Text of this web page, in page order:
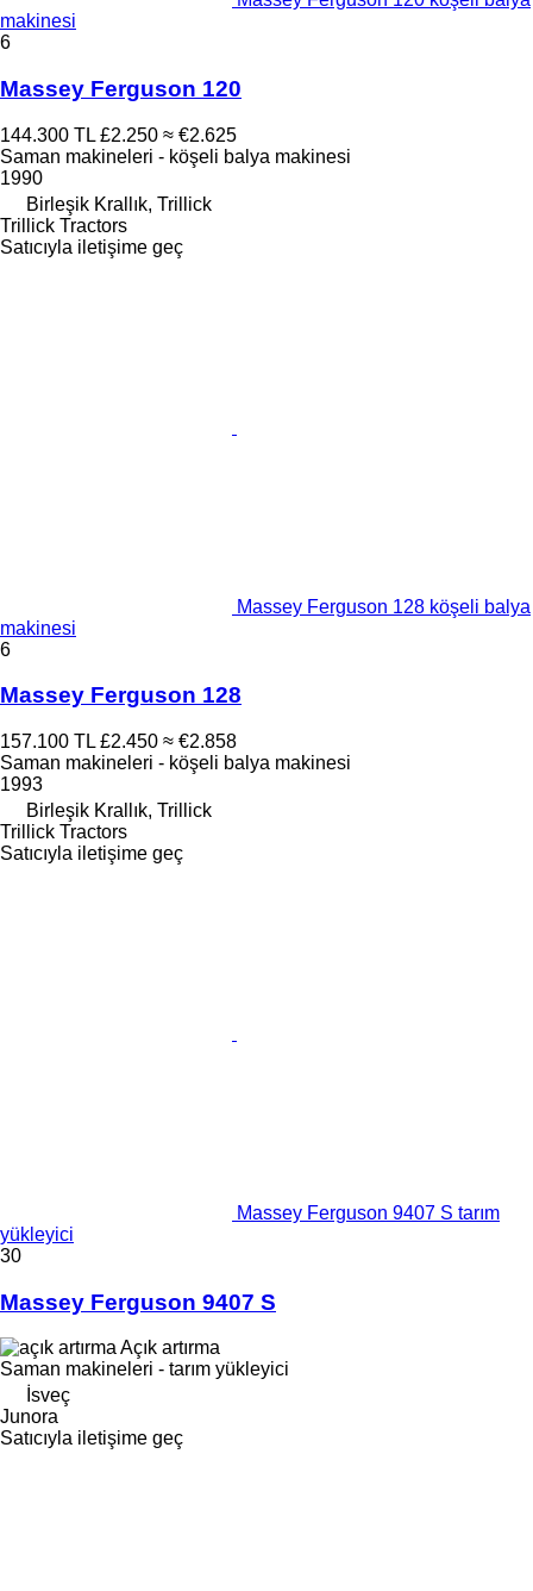
makinesi
6
Massey Ferguson 120
144.300 TL £2.250 ≈ €2.625
Saman makineleri - köşeli balya makinesi
1990
Birleşik Krallık, Trillick
Trillick Tractors
Satıcıyla iletişime geç
Massey Ferguson 128 köşeli balya
makinesi
6
Massey Ferguson 128
157.100 TL £2.450 ≈ €2.858
Saman makineleri - köşeli balya makinesi
1993
Birleşik Krallık, Trillick
Trillick Tractors
Satıcıyla iletişime geç
Massey Ferguson 9407 S tarım
yükleyici
30
Massey Ferguson 9407 S
Açık artırma
Saman makineleri - tarım yükleyici
İsveç
Junora
Satıcıyla iletişime geç